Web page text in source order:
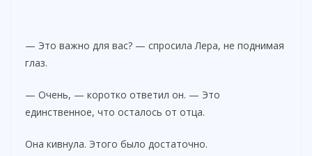
— Это важно для вас? — спросила Лера, не поднимая
глаз.
— Очень, — коротко ответил он. — Это
единственное, что осталось от отца.
Она кивнула. Этого было достаточно.